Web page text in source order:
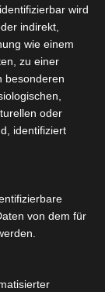
38'
55'
wird
indirekt,
wie einem
zu einer
besonderen
oder
identifiziert
von dem für